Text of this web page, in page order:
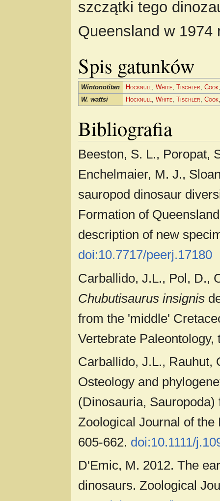
szczątki tego
Queensland w 1974
Spis gatunków
Wintonotitan Hocknull,White, Tischler,Cook
W. wattsi
Hocknull,White, Tischler,Cook
Bibliografia
Beeston, S. L., Poropat,
Enchelmaier, M. J.,
sauropod dinosaur
Formation of
description of new
doi:10.7717/peerj.17180
Carballido, J.L., Pol, D.,
Chubutisaurus insignis
from the 'middle'
Vertebrate Paleontology,
Carballido, J.L., Rauhut,
Osteology and
(Dinosauria,
Zoological Journal of the
605-662. doi:10.1111/
D'Emic, M. 2012. The
dinosaurs. Zoological